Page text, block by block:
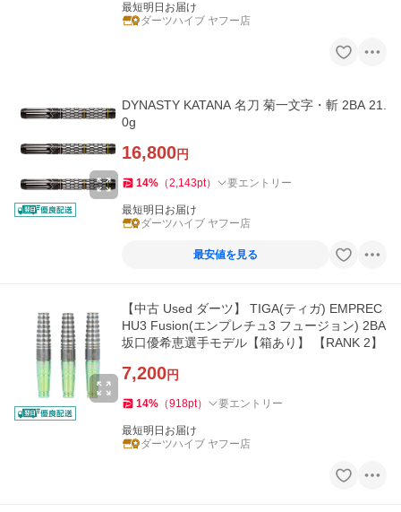
最短明日お届け
ダーツハイブ ヤフー店
DYNASTY KATANA 名刀 菊一文字・斬 2BA 21.
0g
16,800円
14% （2,143pt） 要エントリー
最短明日お届け
ダーツハイブ ヤフー店
最安値を見る
【中古 Used ダーツ】 TIGA(ティガ) EMPREC
HU3 Fusion(エンプレチュ3 フュージョン) 2BA
坂口優希恵選手モデル【箱あり】 【RANK 2】
7,200円
14% （918pt） 要エントリー
最短明日お届け
ダーツハイブ ヤフー店